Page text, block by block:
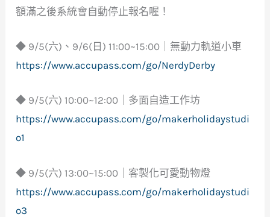
額滿之後系統會自動停止報名喔！
◆ 9/5(六)、9/6(日) 11:00~15:00｜無動力軌道小車
https://www.accupass.com/go/NerdyDerby
◆ 9/5(六) 10:00~12:00｜多面自造工作坊
https://www.accupass.com/go/makerholidaystudi
o1
◆ 9/5(六) 13:00~15:00｜客製化可愛動物燈
https://www.accupass.com/go/makerholidaystudi
o3